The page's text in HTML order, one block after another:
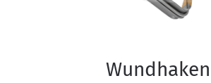
Wundhaken